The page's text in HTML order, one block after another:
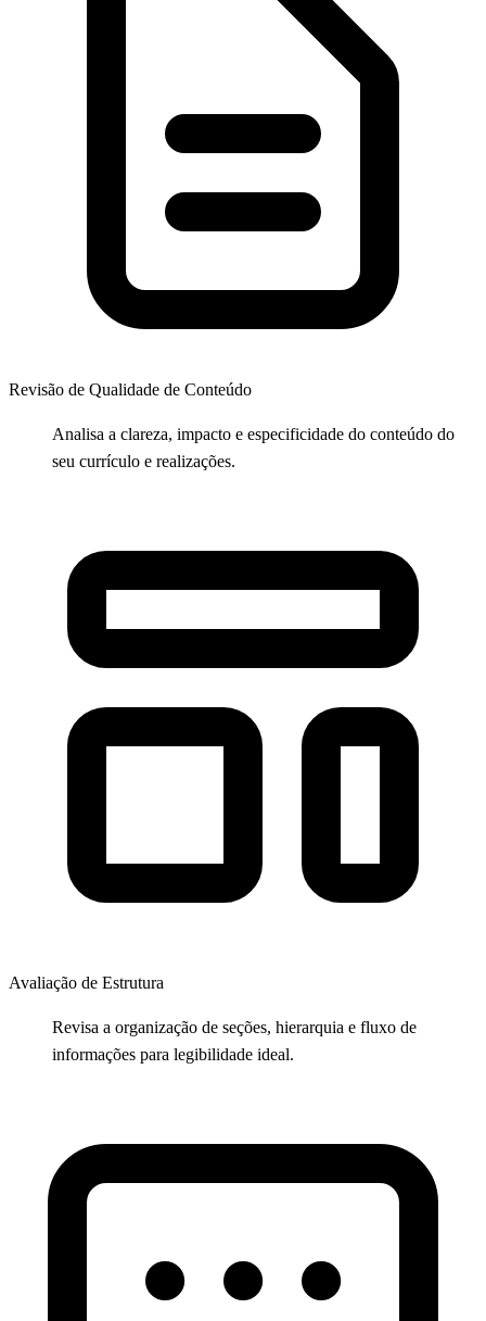
Revisão de Qualidade de Conteúdo
Analisa a clareza, impacto e especificidade do conteúdo do
seu currículo e realizações.
Avaliação de Estrutura
Revisa a organização de seções, hierarquia e fluxo de
informações para legibilidade ideal.